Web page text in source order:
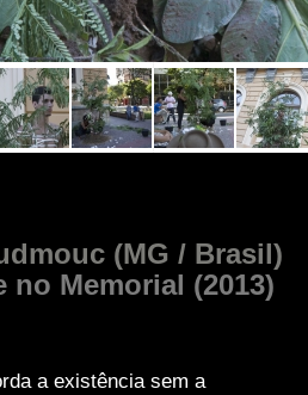
(MG / Brasil)
no Memorial (2013)
a existência sem a